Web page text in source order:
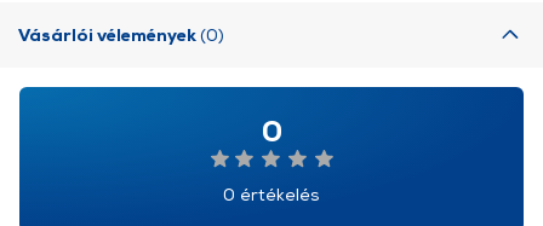
Vásárlói vélemények(0)
0
0 értékelés